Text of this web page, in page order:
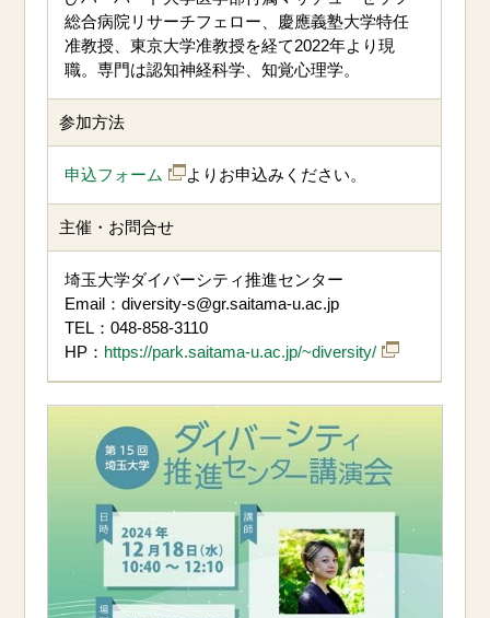
総合病院リサーチフェロー、慶應義塾大学特任
准教授、東京大学准教授を経て2022年より現
職。専門は認知神経科学、知覚心理学。
参加方法
申込フォーム よりお申込みください。
主催・お問合せ
埼玉大学ダイバーシティ推進センター
Email：diversity-s@gr.saitama-u.ac.jp
TEL：048-858-3110
HP： https://park.saitama-u.ac.jp/~diversity/